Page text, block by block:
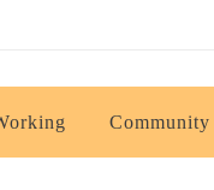
Community